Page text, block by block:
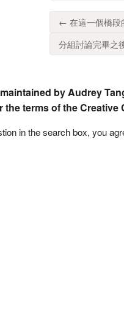
← 在這一個橋段
分組討論完畢之
by Audrey
the terms of the Creative
in the search box, you